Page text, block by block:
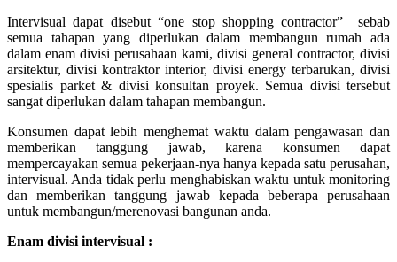
Intervisual dapat disebut “one stop shopping contractor” sebab
semua tahapan yang diperlukan dalam membangun rumah ada
dalam enam divisi perusahaan kami, divisi general contractor, divisi
arsitektur, divisi kontraktor interior, divisi energy terbarukan, divisi
spesialis parket & divisi konsultan proyek. Semua divisi tersebut
sangat diperlukan dalam tahapan membangun.
Konsumen dapat lebih menghemat waktu dalam pengawasan dan
memberikan tanggung jawab, karena konsumen dapat
mempercayakan semua pekerjaan-nya hanya kepada satu perusahan,
intervisual. Anda tidak perlu menghabiskan waktu untuk monitoring
dan memberikan tanggung jawab kepada beberapa perusahaan
untuk membangun/merenovasi bangunan anda.
Enam divisi intervisual :